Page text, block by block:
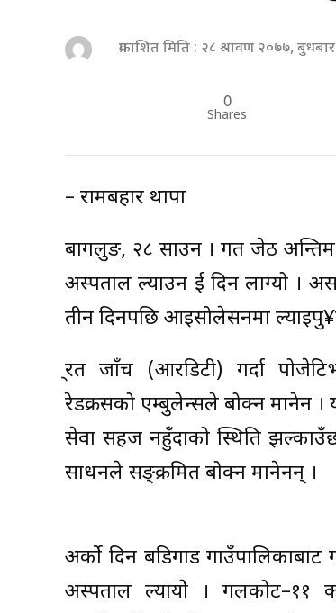
प्रकाशित मिति : २८ श्रावण २०७७,
0
Shares
– रामबहादुर थापा
बागलुङ, २८ साउन । गत जेठ अन्तिम
अस्पताल ल्याउन दुई दिन लाग्यो ।
तीन दिनपछि आइसोलेसनमा
दु्रत जाँच (आरडिटी) गर्दा
रेडक्रसको एम्बुलेन्सले बोक्न मानेन ।
सेवा सहज नहुँदाको स्थिति
साधनले सङ्क्रमित बोक्न मानेनन् ।
अर्को दिन बडिगाड
अस्पताल ल्यायोे । गलकोट–११